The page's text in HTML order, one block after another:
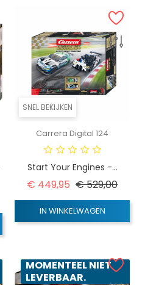
SNEL BEKIJKEN
Carrera Digital 124
Start Your Engines -...
€ 449,95 Normale prijs
€ 529,00Prijs
IN WINKELWAGEN
MOMENTEEL NIET
LEVERBAAR.